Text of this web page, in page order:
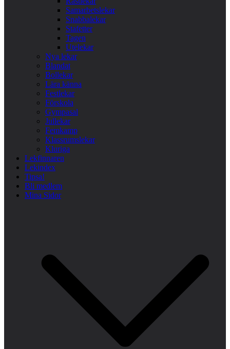
Samarbetslekar
Snabbalekar
Stafetter
Tagen
Utelekar
Nya lekar
Blandat
Bollekar
Lära känna
Festlekar
Förskola
Gympasal
Jullekar
Femkamp
Klassrumslekar
Kluriga
Lekfinnaren
Lekindex
Tipsa!
Bli medlem
Mina Sidor